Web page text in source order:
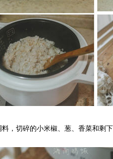
，切碎的小米椒、葱、香菜和剩